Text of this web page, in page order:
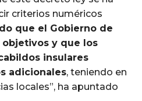
criterios numéricos
que el Gobierno de
y que los
insulares
adicionales, teniendo en
locales”, ha apuntado